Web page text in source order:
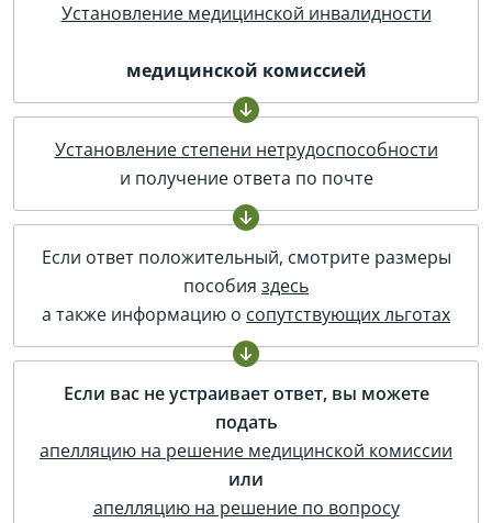
Установление медицинской инвалидности
медицинской комиссией
Установление степени нетрудоспособности
и получение ответа по почте
Если ответ положительный, смотрите размеры
пособия здесь
а также информацию о сопутствующих льготах
Если вас не устраивает ответ, вы можете
подать
апелляцию на решение медицинской комиссии
или
апелляцию на решение по вопросу